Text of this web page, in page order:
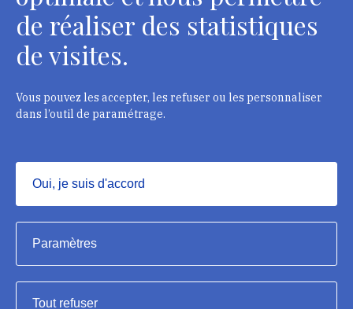
Département des restaurateurs
124 rue Henri Barbusse - 93300 Aubervilliers
Contacts
Institut national du patrimoine, 2023
Mentions légales
de réaliser des statistiques
de visites.
Vous pouvez les accepter, les refuser ou les personnaliser
dans l’outil de paramétrage.
Oui, je suis d'accord
Masquer
Paramètres
Tout refuser